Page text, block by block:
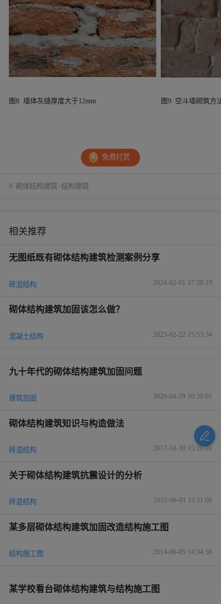
图8 墙体灰缝厚度大于12mm 图9 空斗墙砌筑方
免费打赏
砌体结构建筑 结构建筑
相关推荐
无图纸既有砌体结构建筑检测案例分享
砖混结构 2024-02-01 17:28:19
砌体结构建筑加固该怎么做？
混凝土结构 2023-02-22 15:53:34
九十年代的砌体结构建筑加固问题
建筑加固 2020-04-29 10:29:01
砌体结构建筑知识与构造做法
砖混结构 2017-10-30 15:20:01
关于砌体结构建筑抗震设计的分析
砖混结构 2015-06-01 12:11:00
某多层砌体结构建筑加固改造结构施工图
结构施工图 2014-06-05 14:34:56
某学校看台砌体结构建筑与结构施工图